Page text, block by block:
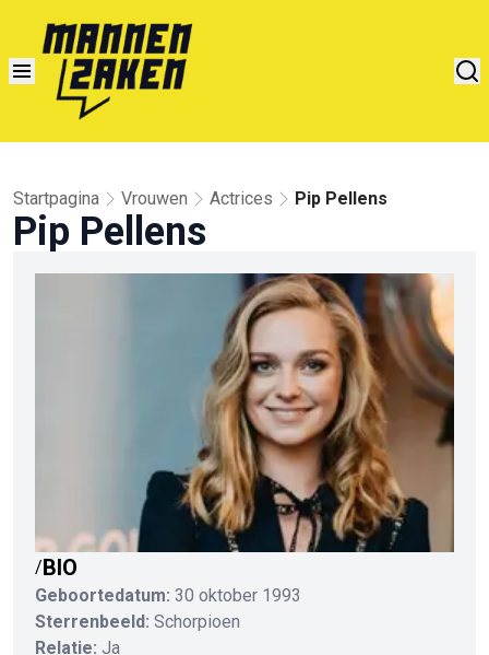
Startpagina Vrouwen Actrices Pip Pellens
Pip Pellens
/BIO
Geboortedatum: 30 oktober 1993
Sterrenbeeld: Schorpioen
Relatie: Ja